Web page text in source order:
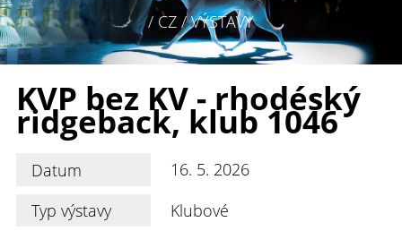
/ CZ / VÝSTAVY
KVP bez KV - rhodéský
ridgeback, klub 1046
Datum
16. 5. 2026
Typ výstavy
Klubové